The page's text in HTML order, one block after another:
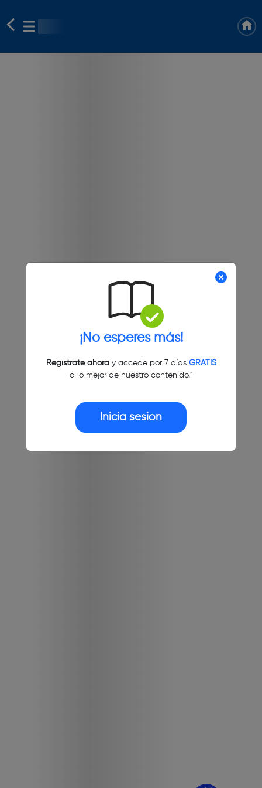
¡No esperes más!
Regístrate ahoray accede por 7 días GRATIS
a lo mejor de nuestro contenido."
Inicia sesión